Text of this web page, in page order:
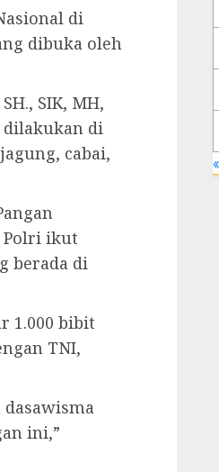
di
dibuka oleh
SIK, MH,
dilakukan di
cabai,
Polri ikut
berada di
1.000 bibit
TNI,
ini,”